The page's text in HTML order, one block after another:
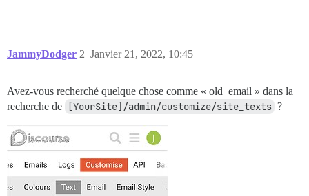
JammyDodger Janvier 21, 2022, 10:45
2
Avez-vous recherché quelque chose comme « old_email » dans la
recherche de
[YourSite]/admin/customize/site_texts ?